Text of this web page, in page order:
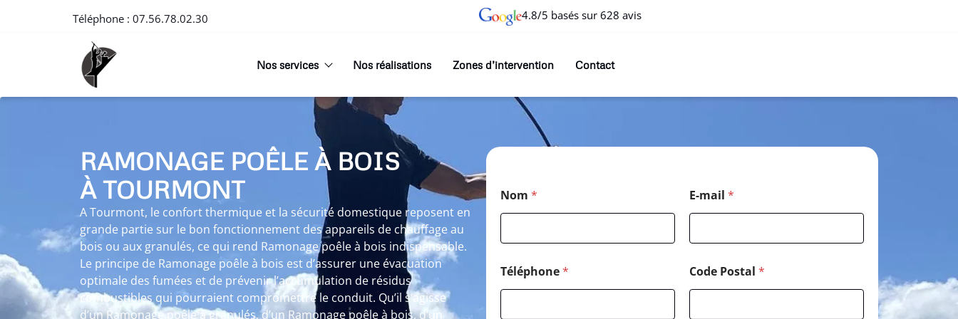
Téléphone : 07.56.78.02.30 4.8/5 basés sur 628 avis
Nos services Nos réalisations Zones d’intervention Contact
RAMONAGE POÊLE À BOIS
À TOURMONT
A Tourmont, le confort thermique et la sécurité domestique reposent en
grande partie sur le bon fonctionnement des appareils de chauffage au
bois ou aux granulés, ce qui rend Ramonage poêle à bois indispensable.
Le principe de Ramonage poêle à bois est d’assurer une évacuation
optimale des fumées et de prévenir l’accumulation de résidus
combustibles qui pourraient compromettre le conduit. Qu’il s’agisse
d’un Ramonage poêle à granulés, d’un Ramonage poêle à bois, d’un
o
s
a
C
o
d
Nom * E-mail *
Téléphone* Code Postal *